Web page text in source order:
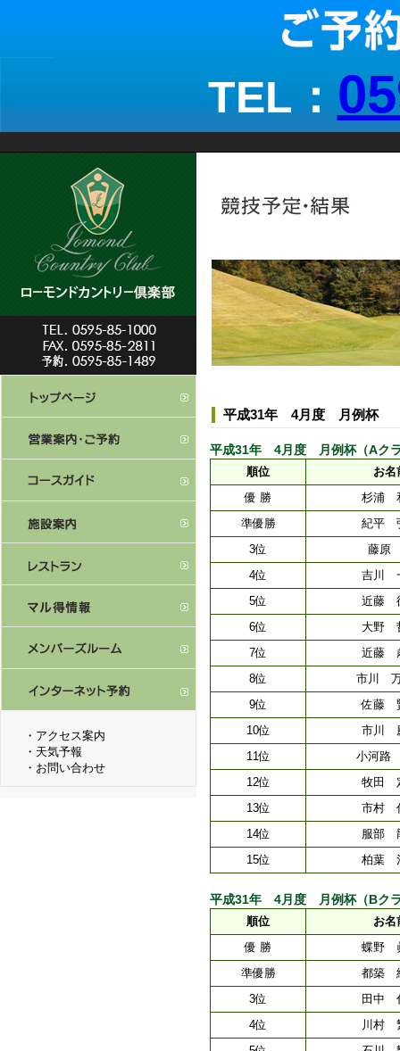
TEL：
・ アクセス案内
・ 天気予報
・ お問い合わせ
平成31年 4月度 月例杯
平成31年 4月度 月例杯（Aク
順位
お名
優 勝
杉浦
準優勝
紀平
3位
藤原
4位
吉川
5位
近藤
6位
大野
7位
近藤
8位
市川
9位
佐藤
10位
市川
11位
小河路
12位
牧田
13位
市村
14位
服部
15位
柏葉
平成31年 4月度 月例杯（Bク
順位
お名
優 勝
蝶野
準優勝
都築
3位
田中
4位
川村